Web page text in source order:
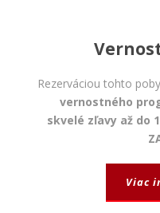
Rezerváciou tohto
vernostného
skvelé zľavy až do
Viac
alebo
predvyplnenie
formulárov.
Bez týchto